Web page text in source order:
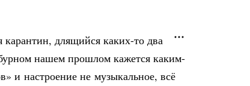
длящийся каких-то два
нашем прошлом кажется каким-
и настроение не музыкальное, всё